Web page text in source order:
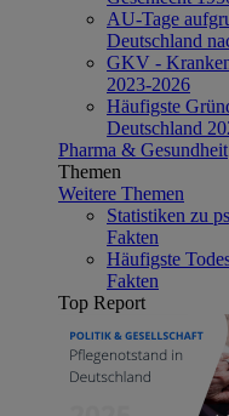
AU-Tage
Deutschland
GKV -
2023-2026
Häufigste
Deutschland
Pharma & Gesundheit
Themen
Weitere Themen
Statistiken zu
Fakten
Häufigste
Fakten
Top Report